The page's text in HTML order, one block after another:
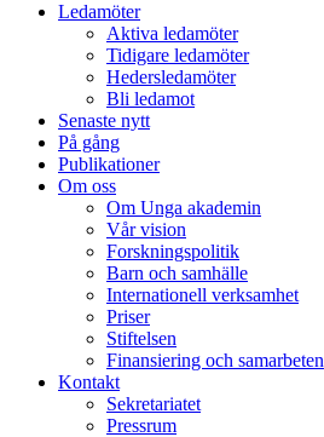
Ledamöter
Aktiva ledamöter
Tidigare ledamöter
Hedersledamöter
Bli ledamot
Senaste nytt
På gång
Publikationer
Om oss
Om Unga akademin
Vår vision
Forskningspolitik
Barn och samhälle
Internationell verksamhet
Priser
Stiftelsen
Finansiering och samarbeten
Kontakt
Sekretariatet
Pressrum